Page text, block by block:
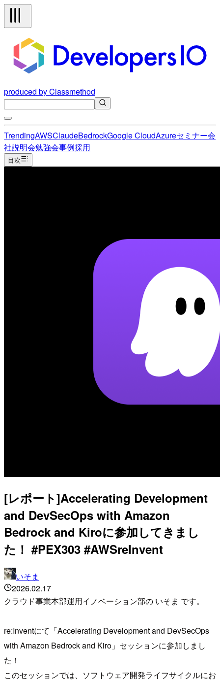
produced by Classmethod
TrendingAWSClaudeBedrockGoogle CloudAzureセミナー会
社説明会勉強会事例採用
目次
[レポート]Accelerating Development
and DevSecOps with Amazon
Bedrock and Kiroに参加してきまし
た！ #PEX303 #AWSreInvent
いそま
2026.02.17
クラウド事業本部運用イノベーション部の いそま です。
re:Inventにて「Accelerating Development and DevSecOps
with Amazon Bedrock and Kiro」セッションに参加しまし
た！
このセッションでは、ソフトウェア開発ライフサイクルにお